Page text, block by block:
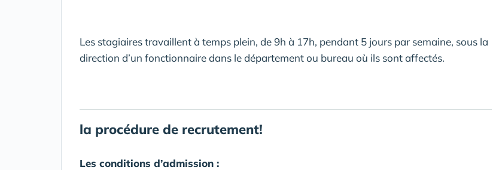
Les stagiaires travaillent à temps plein, de 9h à 17h, pendant 5 jours par semaine, sous la
direction d’un fonctionnaire dans le département ou bureau où ils sont affectés.
la procédure de recrutement!
Les conditions d’admission :